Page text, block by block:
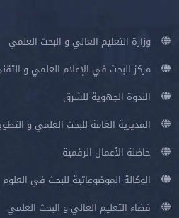
وزارة التعليم العالي و البحث العلمي
مركز البحث في الإعلام العلمي و
الندوة الجهوية للشرق
المديرية العامة للبحث العلمي و
حاضنة الأعمال الرقمية
الوكالة الموضوعاتية للبحث في العلوم
فضاء التعليم العالي و البحث العلمي